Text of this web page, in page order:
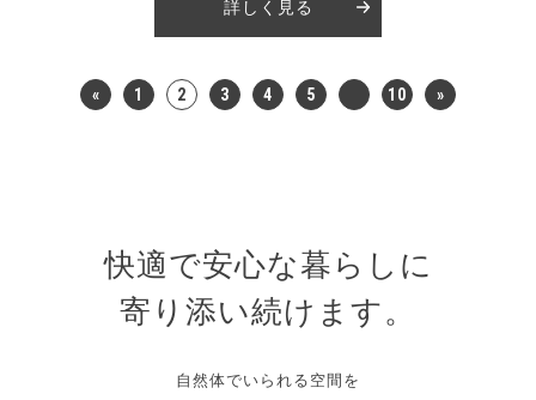
詳しく見る
« 1 2 3 4 5 10 »
快適で安心な暮らしに
寄り添い続けます。
自然体でいられる空間を